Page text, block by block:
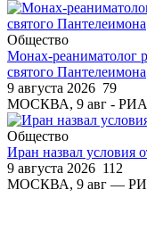
Общество
Монах-реаниматолог
святого Пантелеимона
9 августа 2026 79
МОСКВА, 9 авг - РИА
Общество
Иран назвал условия
9 августа 2026 112
МОСКВА, 9 авг —